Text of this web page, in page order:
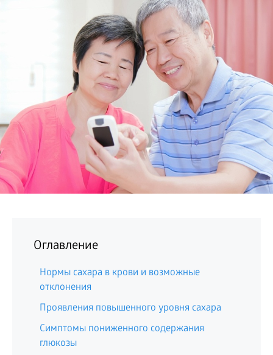
Оглавление
Нормы сахара в крови и возможные
отклонения
Проявления повышенного уровня сахара
Симптомы пониженного содержания
глюкозы